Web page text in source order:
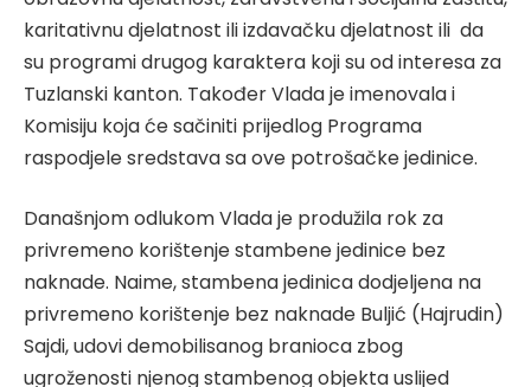
karitativnu djelatnost ili izdavačku djelatnost ili da
su programi drugog karaktera koji su od interesa za
Tuzlanski kanton. Također Vlada je imenovala i
Komisiju koja će sačiniti prijedlog Programa
raspodjele sredstava sa ove potrošačke jedinice.
Današnjom odlukom Vlada je produžila rok za
privremeno korištenje stambene jedinice bez
naknade. Naime, stambena jedinica dodjeljena na
privremeno korištenje bez naknade Buljić (Hajrudin)
Sajdi, udovi demobilisanog branioca zbog
ugroženosti njenog stambenog objekta uslijed